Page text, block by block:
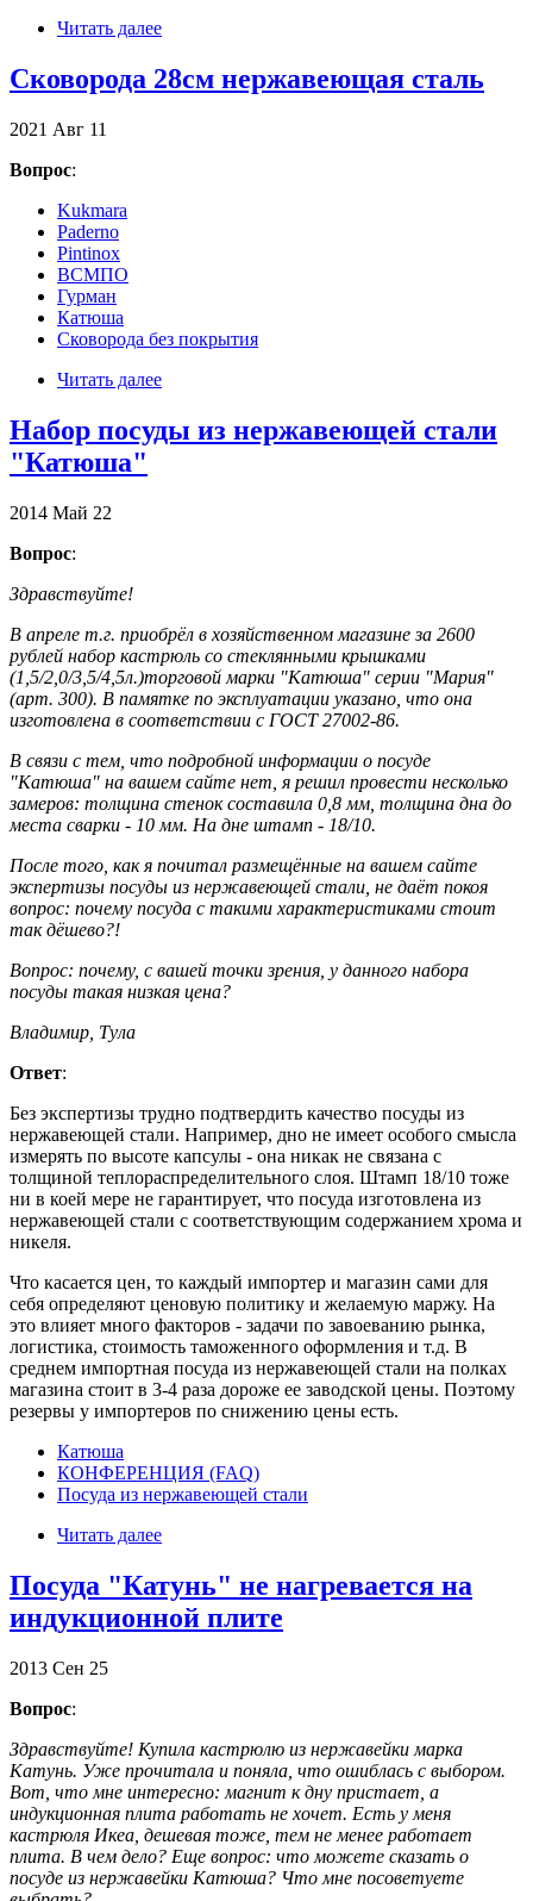
Читать далее
Сковорода 28см нержавеющая сталь
2021 Авг 11
Вопрос:
Kukmara
Paderno
Pintinox
ВСМПО
Гурман
Катюша
Сковорода без покрытия
Читать далее
Набор посуды из нержавеющей стали
"Катюша"
2014 Май 22
Вопрос:
Здравствуйте!
В апреле т.г. приобрёл в хозяйственном магазине за 2600
рублей набор кастрюль со стеклянными крышками
(1,5/2,0/3,5/4,5л.)торговой марки "Катюша" серии "Мария"
(арт. 300). В памятке по эксплуатации указано, что она
изготовлена в соответствии с ГОСТ 27002-86.
В связи с тем, что подробной информации о посуде
"Катюша" на вашем сайте нет, я решил провести несколько
замеров: толщина стенок составила 0,8 мм, толщина дна до
места сварки - 10 мм. На дне штамп - 18/10.
После того, как я почитал размещённые на вашем сайте
экспертизы посуды из нержавеющей стали, не даёт покоя
вопрос: почему посуда с такими характеристиками стоит
так дёшево?!
Вопрос: почему, с вашей точки зрения, у данного набора
посуды такая низкая цена?
Владимир, Тула
Ответ:
Без экспертизы трудно подтвердить качество посуды из
нержавеющей стали. Например, дно не имеет особого смысла
измерять по высоте капсулы - она никак не связана с
толщиной теплораспределительного слоя. Штамп 18/10 тоже
ни в коей мере не гарантирует, что посуда изготовлена из
нержавеющей стали с соответствующим содержанием хрома и
никеля.
Что касается цен, то каждый импортер и магазин сами для
себя определяют ценовую политику и желаемую маржу. На
это влияет много факторов - задачи по завоеванию рынка,
логистика, стоимость таможенного оформления и т.д. В
среднем импортная посуда из нержавеющей стали на полках
магазина стоит в 3-4 раза дороже ее заводской цены. Поэтому
резервы у импортеров по снижению цены есть.
Катюша
КОНФЕРЕНЦИЯ (FAQ)
Посуда из нержавеющей стали
Читать далее
Посуда "Катунь" не нагревается на
индукционной плите
2013 Сен 25
Вопрос:
Здравствуйте! Купила кастрюлю из нержавейки марка
Катунь. Уже прочитала и поняла, что ошиблась с выбором.
Вот, что мне интересно: магнит к дну пристает, а
индукционная плита работать не хочет. Есть у меня
кастрюля Икеа, дешевая тоже, тем не менее работает
плита. В чем дело? Еще вопрос: что можете сказать о
посуде из нержавейки Катюша? Что мне посоветуете